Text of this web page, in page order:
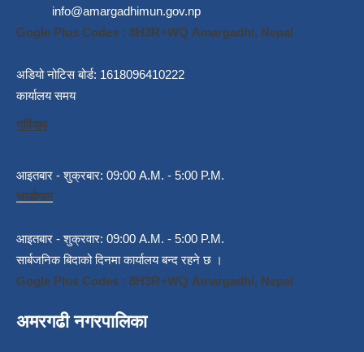
info@amargadhimun.gov.np
Gogle Plus Codes : 8H3R+WQ Amargadhi, Nepal
अडियो नोटिस बोर्ड: 1618096410222
कार्यालय समय
गर्मियाम
आइतबार - शुक्रबार: 09:00 A.M. - 5:00 P.M.
जाडोयाम
आइतबार - शुक्रवार: 09:00 A.M. - 5:00 P.M.
सार्बजनिक बिदाको दिनमा कार्यालय बन्द रहने छ ।
Gogle Plus Codes : 8H3R+WQ Amargadhi, Nepal
अमरगढी नगरपालिका